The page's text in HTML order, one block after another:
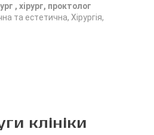
, хірург, проктолог
та естетична, Хірургія,
клініки